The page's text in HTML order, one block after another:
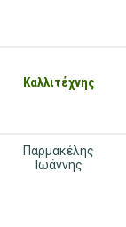
Καλλιτέχνης
Παρμακέλης
Ιωάννης